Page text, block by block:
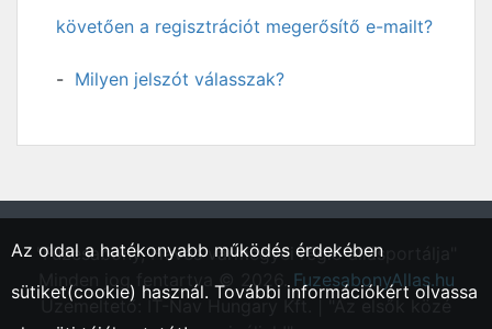
követően a regisztrációt megerősítő e-mailt?
Milyen jelszót válasszak?
"Füzesabony, Heves vármegyei régió állásportálja"
Minden jog fentartva © 2026. FuzesabonyAllas.hu
Üzemeltető: IT-Nav Hungary Kft. | "Az elsők közé
Az oldal a hatékonyabb működés érdekében
sütiket(cookie) használ. További információkért olvassa